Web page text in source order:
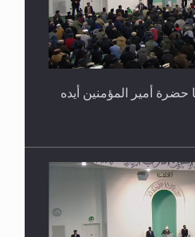
حضرة أمير المؤمنين أيده